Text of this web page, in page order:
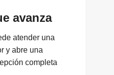
avanza
atender una
y abre una
completa